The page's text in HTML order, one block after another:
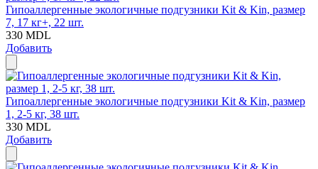
Гипоаллергенные экологичные подгузники Kit & Kin, размер
7, 17 кг+, 22 шт.
330 MDL
Добавить
Гипоаллергенные экологичные подгузники Kit & Kin, размер
1, 2-5 кг, 38 шт.
330 MDL
Добавить